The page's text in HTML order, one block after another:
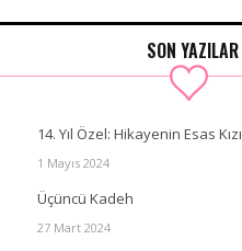
SON YAZILAR
14. Yıl Özel: Hikayenin Esas Kızı
1 Mayıs 2024
Üçüncü Kadeh
27 Mart 2024